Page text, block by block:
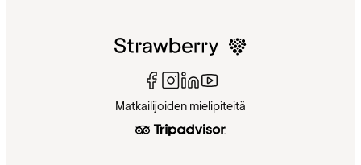
Matkailijoiden mielipiteitä